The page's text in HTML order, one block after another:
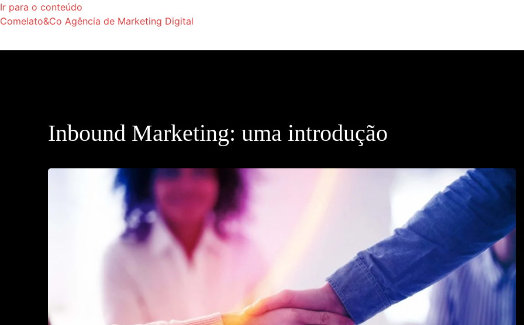
Ir para o conteúdo
Comelato&Co Agência de Marketing Digital
Inbound Marketing: uma introdução